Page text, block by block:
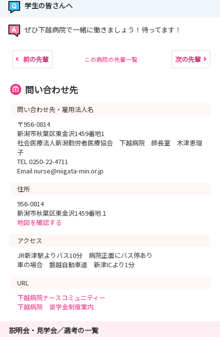
学生の皆さんへ
ぜひ下越病院で一緒に働きましょう！待ってます！
前の先輩 この病院の先輩一覧 次の先輩
問い合わせ先
問い合わせ先・雇用法人名
〒956-0814
新潟市秋葉区東金沢1459番地1
社会医療法人新潟勤労者医療協会 下越病院 師長室 木津恵理
子
TEL 0250-22-4711
Email nurse@niigata-min.or.jp
住所
956-0814
新潟市秋葉区東金沢1459番地１
地図を確認する
アクセス
JR新津駅よりバス10分 病院正面にバス停あり
車の場合 磐越自動車道 新津ICより1分
URL
下越病院ナースコミュニティー
下越病院 奨学金制度案内
説明会・見学会／選考の一覧